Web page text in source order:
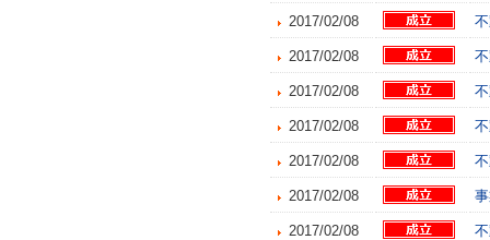
2017/02/08
2017/02/08
2017/02/08
2017/02/08
2017/02/08
2017/02/08
2017/02/08